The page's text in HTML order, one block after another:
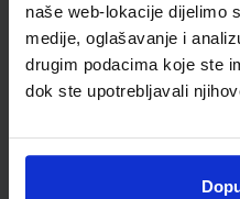
naše web-lokacije dijelimo
medije, oglašavanje i
drugim podacima koje ste
dok ste upotrebljavali
ŠIFRA OMOTA: 500261
Udžbenik
MIŠOLOVKA 1; radna
osnovne škole, IZDANJE 2020.
Sokol Mandić Purgar